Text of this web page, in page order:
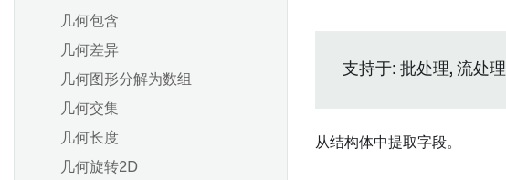
几何包含
几何差异
几何图形分解为数组
几何交集
几何长度
几何旋转2D
支持于: 批处理, 流处理
从结构体中提取字段。